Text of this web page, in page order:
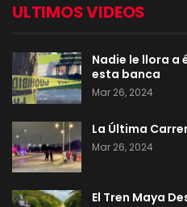
ULTIMOS VIDEOS
Nadie le llora a
esta banca
Mar 26, 2024
La Última
Mar 26, 2024
El Tren Maya